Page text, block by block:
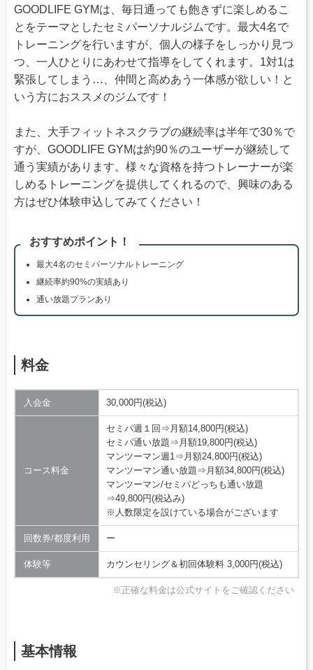
GOODLIFE GYMは、毎日通っても飽きずに楽しめるこ
とをテーマとしたセミパーソナルジムです。最大4名で
トレーニングを行いますが、個人の様子をしっかり見つ
つ、一人ひとりにあわせて指導をしてくれます。1対1は
緊張してしまう…、仲間と高めあう一体感が欲しい！と
いう方におススメのジムです！
また、大手フィットネスクラブの継続率は半年で30％で
すが、GOODLIFE GYMは約90％のユーザーが継続して
通う実績があります。様々な資格を持つトレーナーが楽
しめるトレーニングを提供してくれるので、興味のある
方はぜひ体験申込してみてください！
おすすめポイント！
最大4名のセミパーソナルトレーニング
継続率約90%の実績あり
通い放題プランあり
料金
入会金 30,000円(税込)
コース料金
セミパ週１回⇒月額14,800円(税込)
セミパ通い放題⇒月額19,800円(税込)
マンツーマン週1⇒月額24,800円(税込)
マンツーマン通い放題⇒月額34,800円(税込)
マンツーマン/セミパどっちも通い放題
⇒49,800円(税込み)
※人数限定を設けている場合がございます
回数券/都度利用 ー
体験等 カウンセリング＆初回体験料 3,000円(税込)
※正確な料金は公式サイトをご確認ください
基本情報